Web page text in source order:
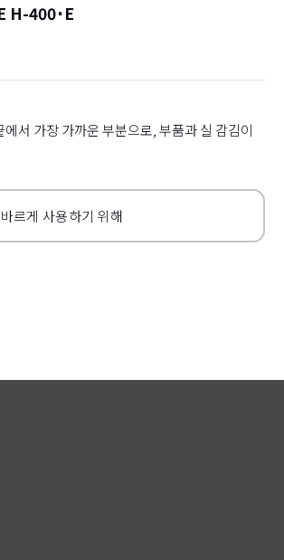
H-400･E
서 가장 가까운 부분으로, 부품과 실 감김이
르게 사용하기 위해